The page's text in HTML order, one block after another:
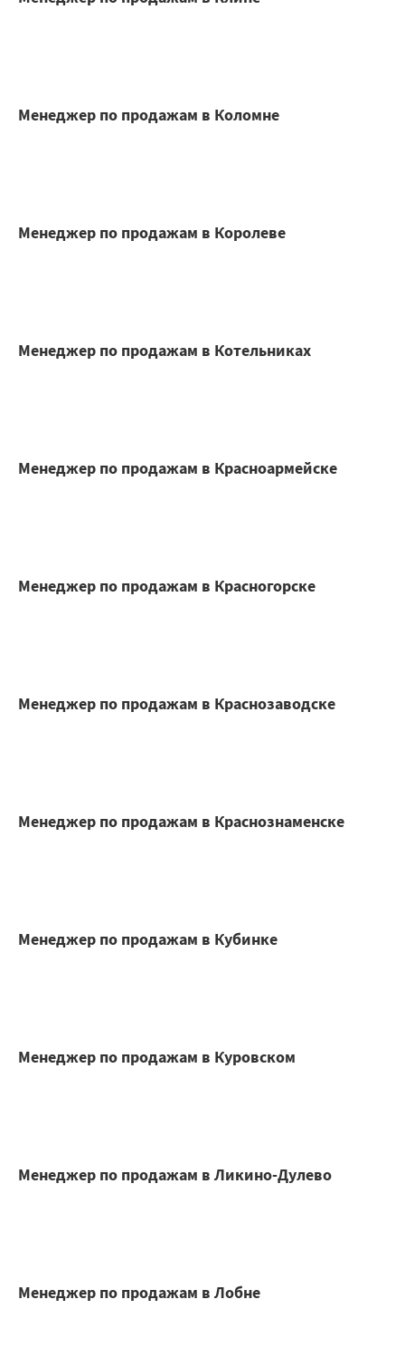
Менеджер по продажам в Коломне
Менеджер по продажам в Королеве
Менеджер по продажам в Котельниках
Менеджер по продажам в Красноармейске
Менеджер по продажам в Красногорске
Менеджер по продажам в Краснозаводске
Менеджер по продажам в Краснознаменске
Менеджер по продажам в Кубинке
Менеджер по продажам в Куровском
Менеджер по продажам в Ликино-Дулево
Менеджер по продажам в Лобне